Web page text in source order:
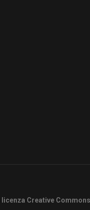
licenza Creative Commons